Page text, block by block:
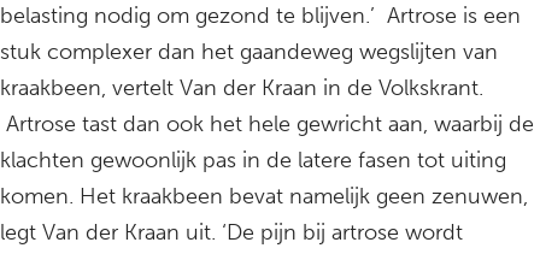
belasting nodig om gezond te blijven.’ Artrose is een
stuk complexer dan het gaandeweg wegslijten van
kraakbeen, vertelt Van der Kraan in de Volkskrant.
Artrose tast dan ook het hele gewricht aan, waarbij de
klachten gewoonlijk pas in de latere fasen tot uiting
komen. Het kraakbeen bevat namelijk geen zenuwen,
legt Van der Kraan uit. ‘De pijn bij artrose wordt